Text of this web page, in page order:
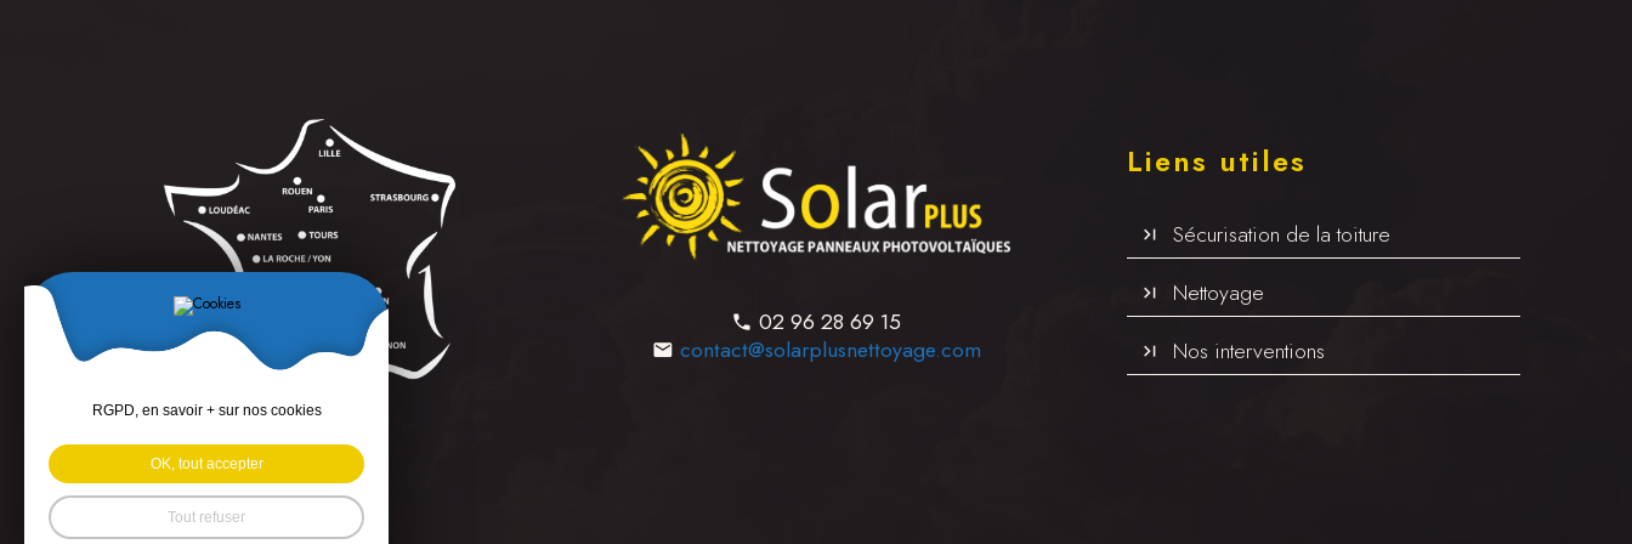
02 96 28 69 15
contact@solarplusnettoyage.com
Liens utiles
Sécurisation de la toiture
Nettoyage
Nos interventions
RGPD, en savoir + sur nos cookies
OK, tout accepter
Tout refuser